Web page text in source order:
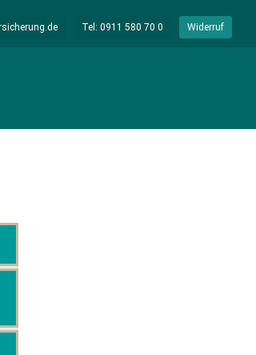
Widerruf
Tel: 0911 580 70 0